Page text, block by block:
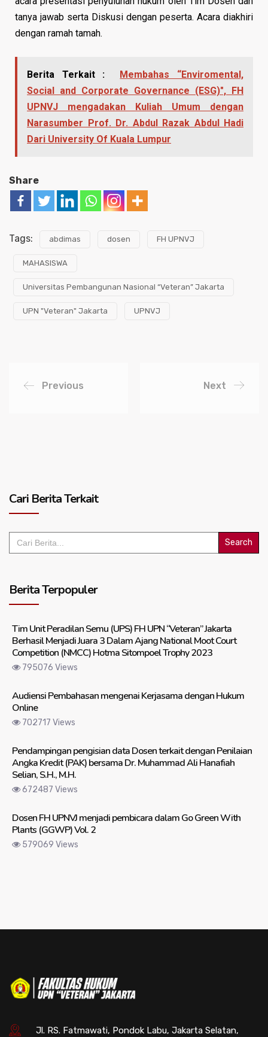
tanya jawab serta Diskusi dengan peserta. Acara diakhiri
dengan ramah tamah.
Berita Terkait :
Membahas “Enviromental,
Social and Corporate Governance (ESG)", FH
UPNVJ mengadakan Kuliah Umum dengan
Narasumber Prof. Dr. Abdul Razak Abdul Hadi
Dari University Of Kuala Lumpur
Share
Tags: abdimas dosen FH UPNVJ
MAHASISWA
Universitas Pembangunan Nasional “Veteran” Jakarta
UPN "Veteran" Jakarta UPNVJ
Previous Next
Cari Berita Terkait
Search
for:
Berita Terpopuler
Tim Unit Peradilan Semu (UPS) FH UPN “Veteran” Jakarta
Berhasil Menjadi Juara 3 Dalam Ajang National Moot Court
Competition (NMCC) Hotma Sitompoel Trophy 2023
795076 Views
Audiensi Pembahasan mengenai Kerjasama dengan Hukum
Online
702717 Views
Pendampingan pengisian data Dosen terkait dengan Penilaian
Angka Kredit (PAK) bersama Dr. Muhammad Ali Hanafiah
Selian, S.H., M.H.
672487 Views
Dosen FH UPNVJ menjadi pembicara dalam Go Green With
Plants (GGWP) Vol. 2
579069 Views
Jl. RS. Fatmawati, Pondok Labu, Jakarta Selatan,